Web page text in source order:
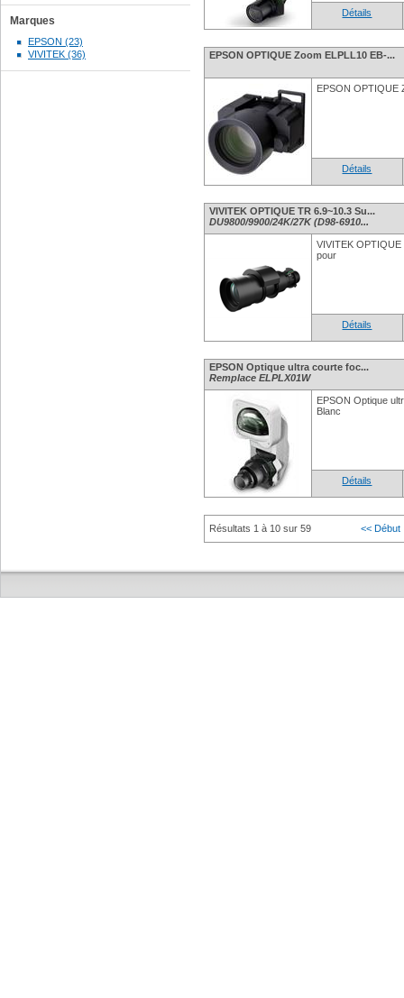
Marques
EPSON (23)
VIVITEK (36)
Détails
EPSON OPTIQUE Zoom ELPLL10 EB-...
EPSON OPTIQUE
Détails
VIVITEK OPTIQUE TR 6.9~10.3 Su...
DU9800/9900/24K/27K (D98-6910...
VIVITEK
pour
Détails
EPSON Optique ultra courte foc...
Remplace ELPLX01W
EPSON Optique
Blanc
Détails
Résultats 1 à 10 sur 59 << Début